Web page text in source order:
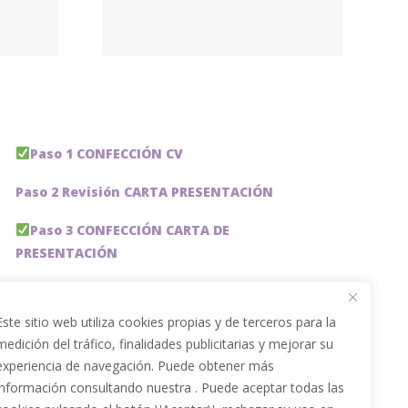
sitio web utiliza cookies propias y de terceros para la
del tráfico, finalidades publicitarias y mejorar su
de navegación. Puede obtener más
consultando nuestra . Puede aceptar todas las
Paso 1 CONFECCIÓN CV
Paso 2 Revisión CARTA PRESENTACIÓN
Paso 3 CONFECCIÓN CARTA DE
PRESENTACIÓN
Paso 5 OPTIMIZACIÓN PERFIL LINKEDIN
PACKS DE AHORRO